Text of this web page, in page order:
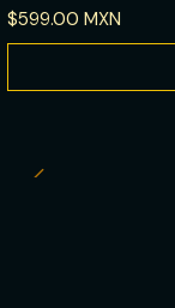
$599.00 MXN